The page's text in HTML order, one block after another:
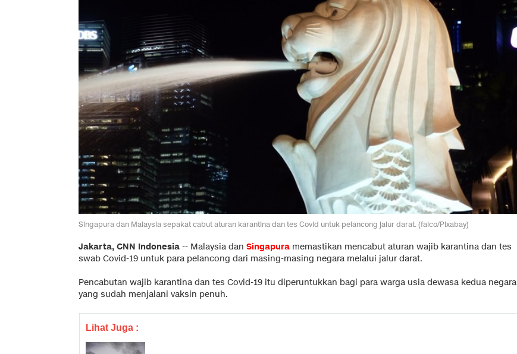
Singapura dan Malaysia sepakat cabut aturan karantina dan tes Covid untuk pelancong jalur darat. (falco/Pixabay)
Jakarta, CNN Indonesia -- Malaysia dan Singapura memastikan mencabut aturan wajib karantina dan tes
swab Covid-19 untuk para pelancong dari masing-masing negara melalui jalur darat.
Pencabutan wajib karantina dan tes Covid-19 itu diperuntukkan bagi para warga usia dewasa kedua negara
yang sudah menjalani vaksin penuh.
Lihat Juga :